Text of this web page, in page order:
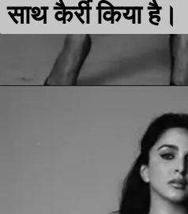
साथ कैर्री किया है।